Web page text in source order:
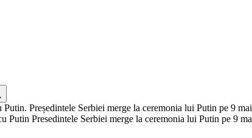
Președintele Serbiei merge la ceremonia lui Putin pe 9 mai